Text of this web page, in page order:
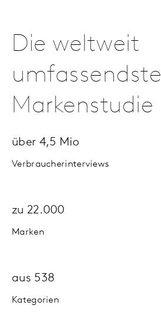
Die weltweit
umfassendste
Markenstudie
über 4,5 Mio
Verbraucherinterviews
zu 22.000
Marken
aus 538
Kategorien